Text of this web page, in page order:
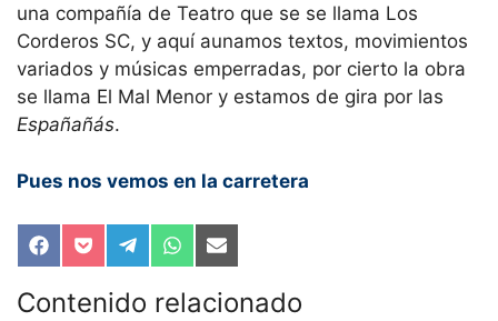
una compañía de Teatro que se se llama Los
Corderos SC, y aquí aunamos textos, movimientos
variados y músicas emperradas, por cierto la obra
se llama El Mal Menor y estamos de gira por las
Españañás.
Pues nos vemos en la carretera
Compartir
en
Facebook
Compartir
en
Pocket
Compartir
en
Telegram
Compartir
en
WhatsApp
Compartir
en
Email
Contenido relacionado